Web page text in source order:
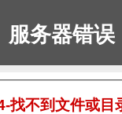
服务器错误
找不到文件或目